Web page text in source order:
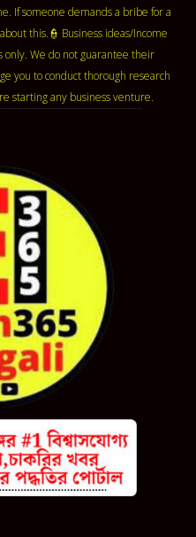
If someone demands a bribe for a
this.👮 Business ideas/Income
only. We do not guarantee their
you to conduct thorough research
starting any business venture.